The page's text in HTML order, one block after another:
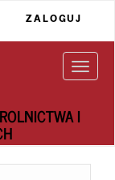
ZALOGUJ
I